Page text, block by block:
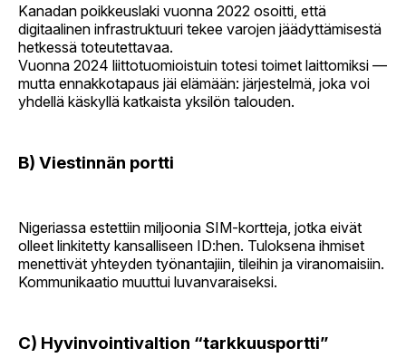
Kanadan poikkeuslaki vuonna 2022 osoitti, että
digitaalinen infrastruktuuri tekee varojen jäädyttämisestä
hetkessä toteutettavaa.
Vuonna 2024 liittotuomioistuin totesi toimet laittomiksi —
mutta ennakkotapaus jäi elämään: järjestelmä, joka voi
yhdellä käskyllä katkaista yksilön talouden.
B) Viestinnän portti
Nigeriassa estettiin miljoonia SIM-kortteja, jotka eivät
olleet linkitetty kansalliseen ID:hen. Tuloksena ihmiset
menettivät yhteyden työnantajiin, tileihin ja viranomaisiin.
Kommunikaatio muuttui luvanvaraiseksi.
C) Hyvinvointivaltion “tarkkuusportti”